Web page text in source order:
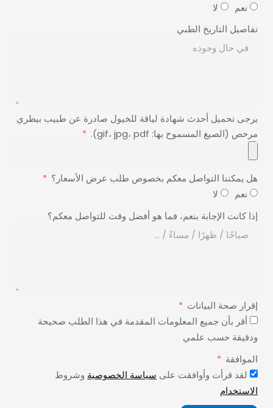
نعم
لا
تفاصيل التاريخ الطبي
يرجى تحميل أحدث شهادة لياقة للخيول صادرة عن طبيب بيطري
مرخص (الصيغ المسموح بها: gif، jpg، pdf).
هل يمكننا التواصل معكم بخصوص طلب عرض الأسعار؟
نعم
لا
إذا كانت الإجابة بنعم، فما هو أفضل وقت للتواصل معكم؟
إقرار صحة البيانات
أقر بأن جميع المعلومات المقدمة في هذا الطلب صحيحة
ودقيقة حسب علمي
الموافقة
لقد قرأت وأوافقت على سياسة الخصوصية وشروط
الاستخدام